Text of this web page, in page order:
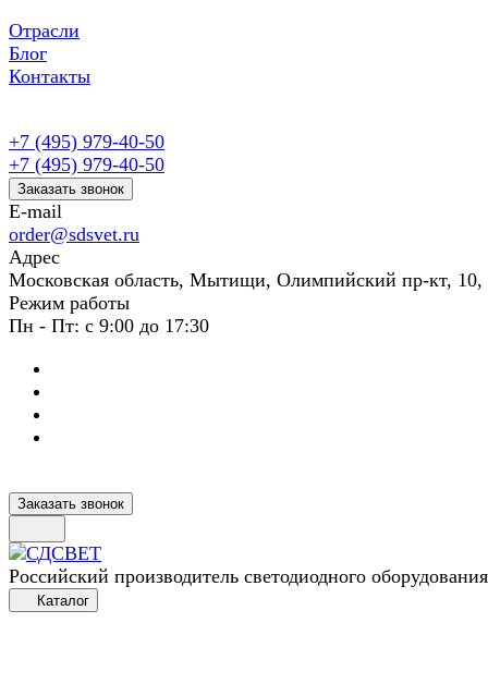
Отрасли
Блог
Контакты
+7 (495) 979-40-50
+7 (495) 979-40-50
Заказать звонок
E-mail
order@sdsvet.ru
Адрес
Московская область, Мытищи, Олимпийский пр-кт,
Режим работы
Пн - Пт: с 9:00 до 17:30
Заказать звонок
Российский производитель светодиодного оборудования
Каталог